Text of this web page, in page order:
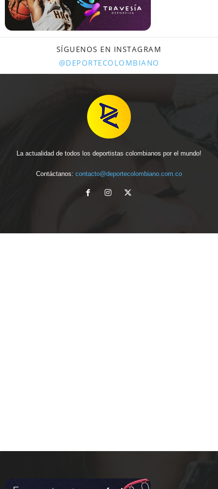
SÍGUENOS EN INSTAGRAM
@DEPORTECOLOMBIANO
La actualidad de todos los deportistas colombianos por el mundo!
Contáctanos: contacto@deportecolombiano.com.co